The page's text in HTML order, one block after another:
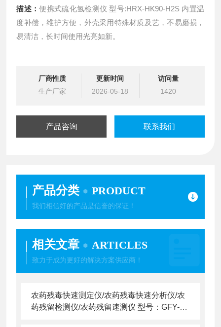
描述：便携式硫化氢检测仪 型号:HRX-HK90-H2S 内置温
度补偿，维护方便，外壳采用特殊材质及艺，不易磨损，
易清洁，长时间使用光亮如新。
厂商性质
生产厂家
更新时间
2026-05-18
访问量
1420
产品咨询 联系我们
产品分类 PRODUCT
我们相信好的产品是信誉的保证！
相关文章 ARTICLES
致力于成为更好的解决方案供应商！
农药残毒快速测定仪/农药残毒快速分析仪/农
药残留检测仪/农药残留速测仪 型号：GFY-N